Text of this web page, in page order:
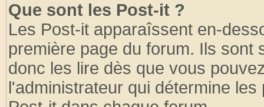
Que sont les Post-it ?
Les Post-it apparaîssent en-
première page du forum. Ils
donc les lire dès que vous
l'administrateur qui détermine